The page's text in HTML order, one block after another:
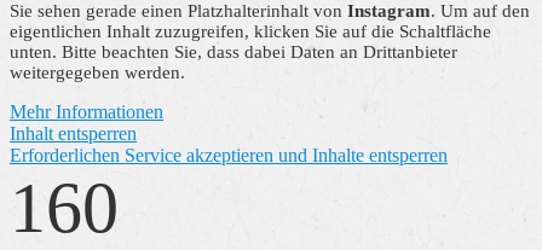
Sie sehen gerade einen Platzhalterinhalt von Instagram. Um auf den
eigentlichen Inhalt zuzugreifen, klicken Sie auf die Schaltfläche
unten. Bitte beachten Sie, dass dabei Daten an Drittanbieter
weitergegeben werden.
Mehr Informationen
Inhalt entsperren
Erforderlichen Service akzeptieren und Inhalte entsperren
160